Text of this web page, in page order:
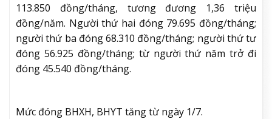
113.850 đồng/tháng, tương đương 1,36 triệu
đồng/năm. Người thứ hai đóng 79.695 đồng/tháng;
người thứ ba đóng 68.310 đồng/tháng; người thứ tư
đóng 56.925 đồng/tháng; từ người thứ năm trở đi
đóng 45.540 đồng/tháng.
Mức đóng BHXH, BHYT tăng từ ngày 1/7.